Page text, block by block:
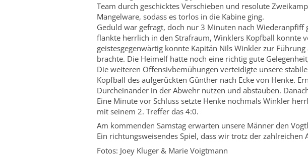
Team durch geschicktes Verschieben und resolute
Mangelware, sodass es torlos in die Kabine ging.
Geduld war gefragt, doch nur 3 Minuten nach Wiederanpfiff
flankte herrlich in den Strafraum, Winklers Kopfball konnte
geistesgegenwärtig konnte Kapitän Nils Winkler zur
brachte. Die Heimelf hatte noch eine richtig gute
Die weiteren Offensivbemühungen verteidigte unsere
Kopfball des aufgerückten Günther nach Ecke von Henke.
Durcheinander in der Abwehr nutzen und abstauben.
Eine Minute vor Schluss setzte Henke nochmals Winkler
mit seinem 2. Treffer das 4:0.
Am kommenden Samstag erwarten unsere Männer den
Ein richtungsweisendes Spiel, dass wir trotz der
Fotos: Joey Kluger & Marie Voigtmann